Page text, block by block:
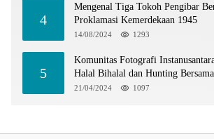
4
Mengenal Tiga Tokoh Pengibar
Proklamasi Kemerdekaan 1945
14/08/2024 1293
5
Komunitas Fotografi
Halal Bihalal dan Hunting
21/04/2024 1097